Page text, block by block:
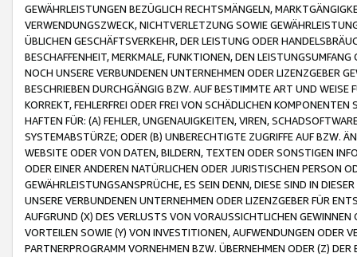
GEWÄHRLEISTUNGEN BEZÜGLICH RECHTSMÄNGELN,
VERWENDUNGSZWECK, NICHTVERLETZUNG SOWIE
ÜBLICHEN GESCHÄFTSVERKEHR, DER LEISTUNG ODER
BESCHAFFENHEIT, MERKMALE, FUNKTIONEN, DEN
NOCH UNSERE VERBUNDENEN UNTERNEHMEN ODER LIZENZGEBER
BESCHRIEBEN DURCHGÄNGIG BZW. AUF BESTIMMTE ART UND
KORREKT, FEHLERFREI ODER FREI VON SCHÄDLICHEN
HAFTEN FÜR: (A) FEHLER, UNGENAUIGKEITEN, VIREN,
SYSTEMABSTÜRZE; ODER (B) UNBERECHTIGTE ZUGRIFFE AUF BZW.
WEBSITE ODER VON DATEN, BILDERN, TEXTEN ODER SONSTIGEN
ODER EINER ANDEREN NATÜRLICHEN ODER JURISTISCHEN PERSON
GEWÄHRLEISTUNGSANSPRÜCHE, ES SEIN DENN, DIESE SIND IN
UNSERE VERBUNDENEN UNTERNEHMEN ODER LIZENZGEBER FÜR
AUFGRUND (X) DES VERLUSTS VON VORAUSSICHTLICHEN
VORTEILEN SOWIE (Y) VON INVESTITIONEN, AUFWENDUNGEN ODER
PARTNERPROGRAMM VORNEHMEN BZW. ÜBERNEHMEN ODER (Z)